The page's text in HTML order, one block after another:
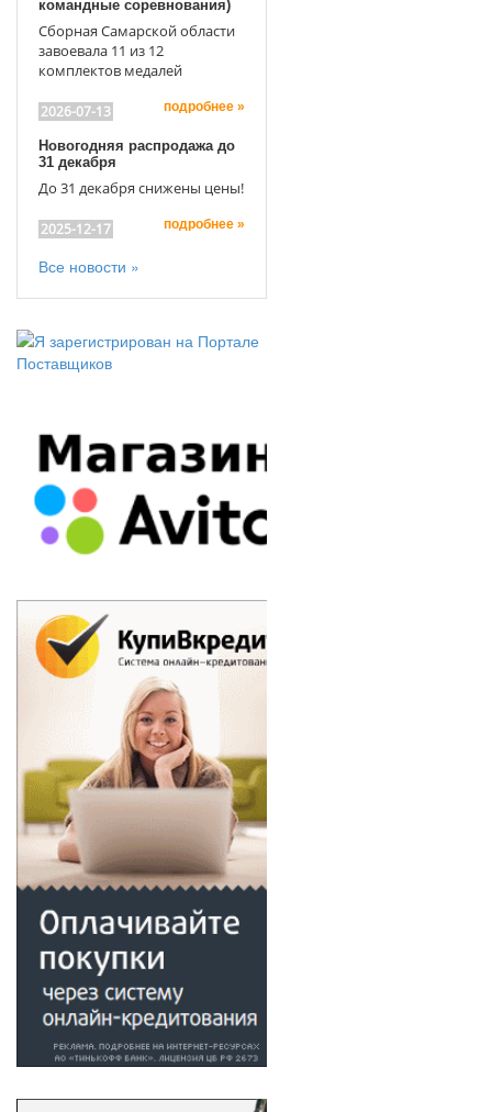
командные соревнования)
Сборная Самарской области
завоевала 11 из 12
комплектов медалей
2026-07-13 подробнее »
Новогодняя распродажа до
31 декабря
До 31 декабря снижены цены!
2025-12-17 подробнее »
Все новости »